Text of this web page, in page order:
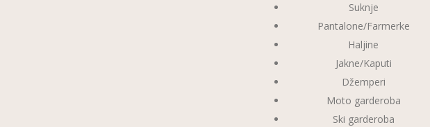
Suknje
Pantalone/Farmerke
Haljine
Jakne/Kaputi
Džemperi
Moto garderoba
Ski garderoba